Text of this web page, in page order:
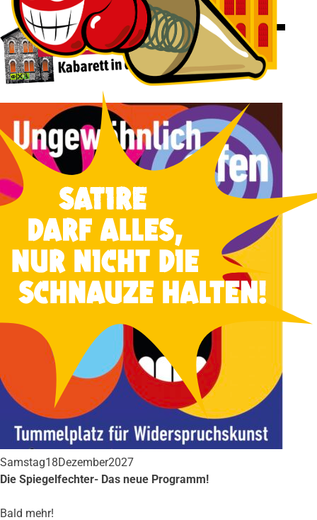
Samstag18Dezember2027
Die Spiegelfechter- Das neue Programm!
Bald mehr!